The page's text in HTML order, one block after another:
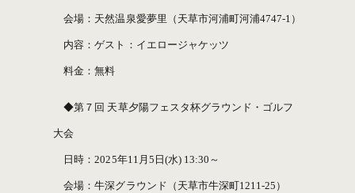
会場：天然温泉愛夢里（天草市河浦町河浦4747-1）
内容：ゲスト：イエロージャケッツ
料金：無料
◆第７回 天草夕陽フェスタ杯グラウンド・ゴルフ
大会
日時：2025年11月5日(水) 13:30～
会場：牛深グラウンド（天草市牛深町1211-25）